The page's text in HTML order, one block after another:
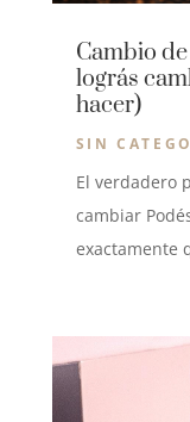
Cambio
lográs
hacer)
SIN
El verdadero
cambiar
exactamente